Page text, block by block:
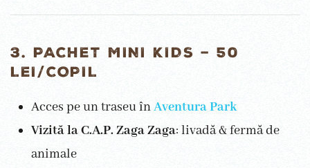
3. PACHET MINI KIDS – 50
LEI/COPIL
Acces pe un traseu înAventura Park
Vizită la C.A.P. Zaga Zaga: livadă & fermă de
animale